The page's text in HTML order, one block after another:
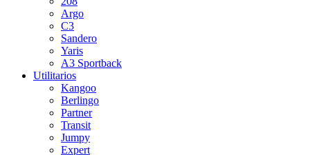
Argo
C3
Sandero
Yaris
A3 Sportback
Utilitarios
Kangoo
Berlingo
Partner
Transit
Jumpy
Expert